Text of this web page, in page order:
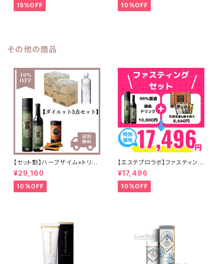
15%OFF 10%OFF
その他の商品
【セット割】ハーブザイム×トリプ
ルカッター×ファストプロウォー
ター
¥29,160
10%OFF
【エステプロラボ】ファスティング
セット
¥17,496
10%OFF